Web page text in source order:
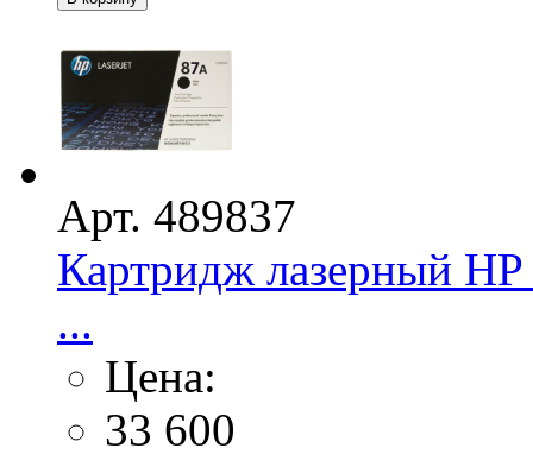
Арт. 489837
Картридж лазерный
...
Цена:
33 600